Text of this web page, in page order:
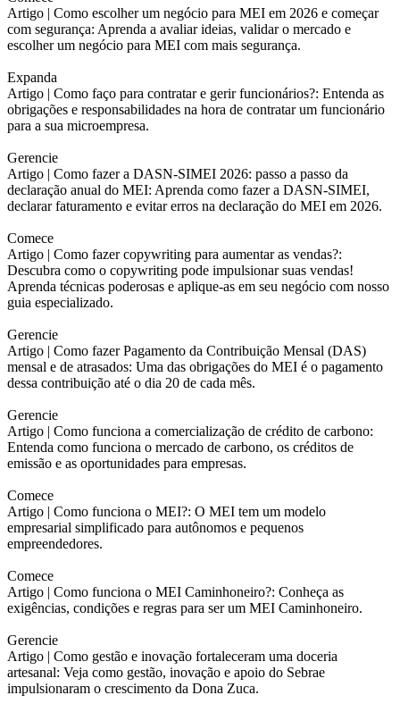
Artigo | Como escolher um negócio para MEI em 2026 e começar
com segurança: Aprenda a avaliar ideias, validar o mercado e
escolher um negócio para MEI com mais segurança.
Expanda
Artigo | Como faço para contratar e gerir funcionários?: Entenda as
obrigações e responsabilidades na hora de contratar um funcionário
para a sua microempresa.
Gerencie
Artigo | Como fazer a DASN-SIMEI 2026: passo a passo da
declaração anual do MEI: Aprenda como fazer a DASN-SIMEI,
declarar faturamento e evitar erros na declaração do MEI em 2026.
Comece
Artigo | Como fazer copywriting para aumentar as vendas?:
Descubra como o copywriting pode impulsionar suas vendas!
Aprenda técnicas poderosas e aplique-as em seu negócio com nosso
guia especializado.
Gerencie
Artigo | Como fazer Pagamento da Contribuição Mensal (DAS)
mensal e de atrasados: Uma das obrigações do MEI é o pagamento
dessa contribuição até o dia 20 de cada mês.
Gerencie
Artigo | Como funciona a comercialização de crédito de carbono:
Entenda como funciona o mercado de carbono, os créditos de
emissão e as oportunidades para empresas.
Comece
Artigo | Como funciona o MEI?: O MEI tem um modelo
empresarial simplificado para autônomos e pequenos
empreendedores.
Comece
Artigo | Como funciona o MEI Caminhoneiro?: Conheça as
exigências, condições e regras para ser um MEI Caminhoneiro.
Gerencie
Artigo | Como gestão e inovação fortaleceram uma doceria
artesanal: Veja como gestão, inovação e apoio do Sebrae
impulsionaram o crescimento da Dona Zuca.